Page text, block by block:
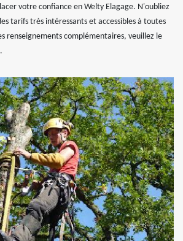
votre confiance en Welty Elagage. N'oubliez
tarifs très intéressants et accessibles à toutes
renseignements complémentaires, veuillez le